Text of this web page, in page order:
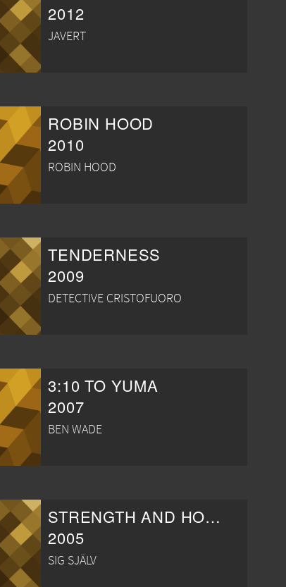
2012
JAVERT
ROBIN HOOD
2010
ROBIN HOOD
TENDERNESS
2009
DETECTIVE CRISTOFUORO
3:10 TO YUMA
2007
BEN WADE
STRENGTH AND HONOR: CREATING THE WORLD OF GLADIATOR
2005
SIG SJÄLV